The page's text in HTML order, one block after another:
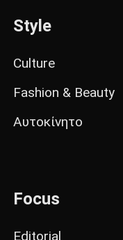
Style
Culture
Fashion & Beauty
Αυτοκίνητο
Focus
Editorial